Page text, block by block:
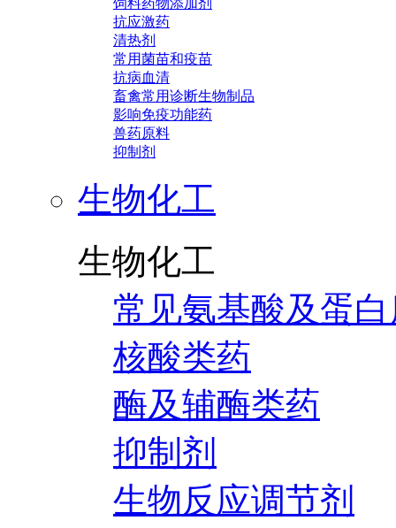
饲料药物添加剂
抗应激药
清热剂
常用菌苗和疫苗
抗病血清
畜禽常用诊断生物制品
影响免疫功能药
兽药原料
抑制剂
生物化工
生物化工
常见氨基酸及蛋
核酸类药
酶及辅酶类药
抑制剂
生物反应调节剂